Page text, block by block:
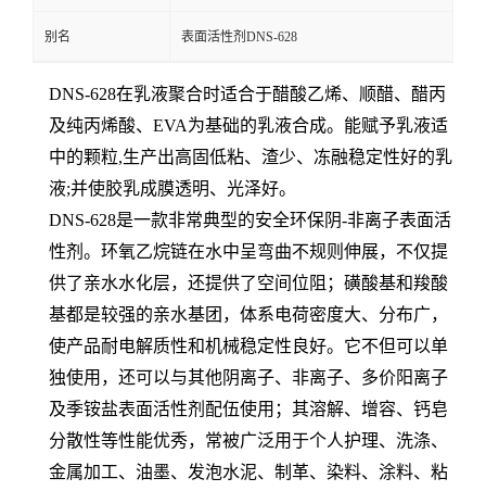
别名 表面活性剂DNS-628
DNS-628在乳液聚合时适合于醋酸乙烯、顺醋、醋丙
及纯丙烯酸、EVA为基础的乳液合成。能赋予乳液适
中的颗粒,生产出高固低粘、渣少、冻融稳定性好的乳
液;并使胶乳成膜透明、光泽好。
DNS-628是一款非常典型的安全环保阴-非离子表面活
性剂。 环氧乙烷链在水中呈弯曲不规则伸展，不仅提
供了亲水水化层，还提供了空间位阻；磺酸基和羧酸
基都是较强的亲水基团，体系电荷密度大、分布广，
使产品耐电解质性和机械稳定性良好。它不但可以单
独使用，还可以与其他阴离子、非离子、多价阳离子
及季铵盐表面活性剂配伍使用；其溶解、增容、钙皂
分散性等性能优秀，常被广泛用于个人护理、洗涤、
金属加工、油墨、发泡水泥、制革、染料、涂料、粘